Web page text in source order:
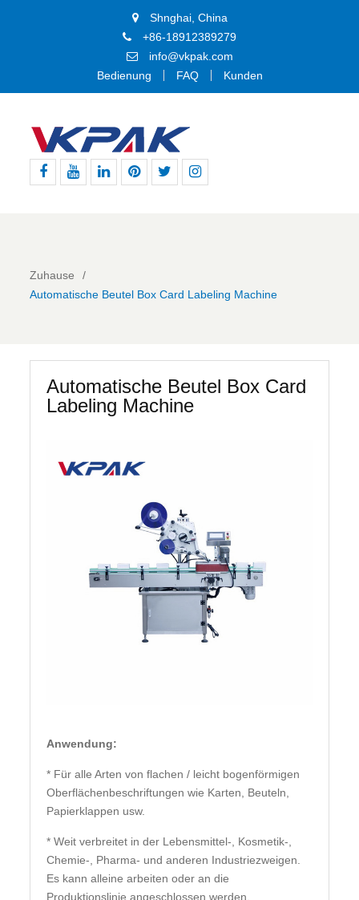
Shnghai, China
+86-18912389279
info@vkpak.com
Bedienung
FAQ Kunden
von
Instagram
(Facebook
2,
Zuhause
Automatische Beutel Box Card Labeling Machine
Automatische Beutel Box Card
Labeling Machine
Anwendung:
* Für alle Arten von flachen / leicht bogenförmigen
Oberflächenbeschriftungen wie Karten, Beuteln,
Papierklappen usw.
* Weit verbreitet in der Lebensmittel-, Kosmetik-,
Chemie-, Pharma- und anderen Industriezweigen.
Es kann alleine arbeiten oder an die
Produktionslinie angeschlossen werden.